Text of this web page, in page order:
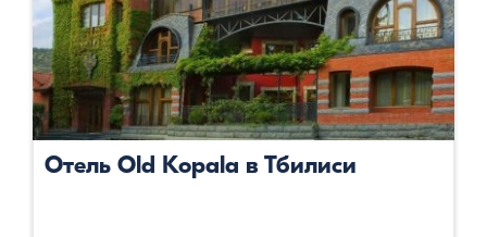
Отель Old Kopala в Тбилиси